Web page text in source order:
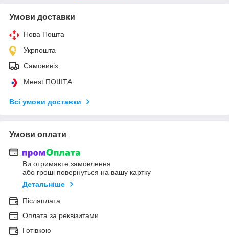
Умови доставки
Нова Пошта
Укрпошта
Самовивіз
Meest ПОШТА
Всі умови доставки
Умови оплати
Ви отримаєте замовлення
або гроші повернуться на вашу картку
Детальніше
Післяплата
Оплата за реквізитами
Готівкою